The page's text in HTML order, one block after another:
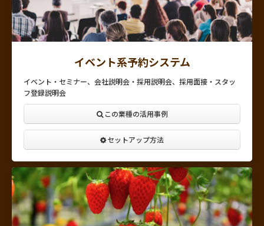
イベント系予約システム
イベント・セミナー、会社説明会・採用説明会、採用面接・スタッ
フ登録説明会
この業種の活用事例
セットアップ方法